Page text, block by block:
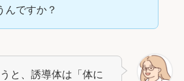
んですか？
と、誘導体は「体に